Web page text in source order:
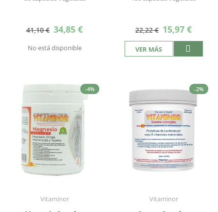
41,10 € Precio
especial
34,85 €
No está disponible
22,22 € Precio
especial
15,97 €
VER MÁS
-4%
Vitaminor
-2%
Vitaminor